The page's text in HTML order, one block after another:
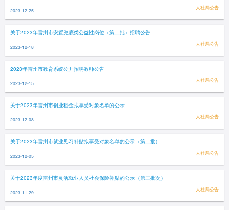
2023-12-25 人社局公告
关于2023年雷州市安置兜底类公益性岗位（第二批）招聘公告
2023-12-18 人社局公告
2023年雷州市教育系统公开招聘教师公告
2023-12-15 人社局公告
关于2023年雷州市创业租金拟享受对象名单的公示
2023-12-08 人社局公告
关于2023年雷州市就业见习补贴拟享受对象名单的公示（第二批）
2023-12-05 人社局公告
关于2023年度雷州市灵活就业人员社会保险补贴的公示（第三批次）
2023-11-29 人社局公告